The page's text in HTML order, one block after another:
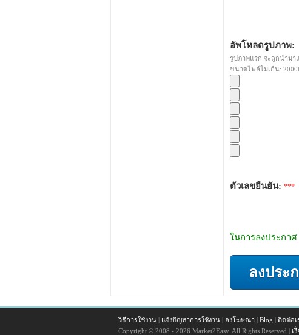
อัพโหลดรูปภาพ:
รูปภาพแรก จะถูกนำม
ขนาดไฟล์ไม่เกืน:
ตัวเลขยืนยัน: ***
ในการลงประกา
ลงประ
วิธีการใช้งาน| แจ้งปัญหาการใช้งาน| ลงโฆษณา| Blog | ติดต่อเ
Copyright © 2008 - 2026 Market2Easy. All Rights Reserved | เ